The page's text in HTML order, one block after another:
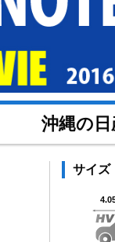
沖縄の
サイズ